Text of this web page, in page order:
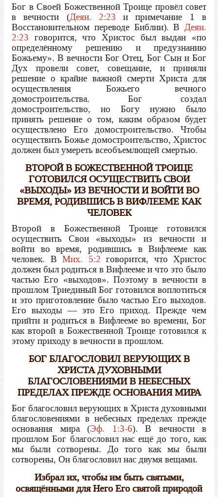
Бог в Своей Божественной Троице провёл совет
в вечности (Деян. 2:23 и примечание 1 в
Восстановительном переводе Библии). В Деян.
2:23 говорится, что Христос был выдан «по
определённому решению и предузнанию
Божьему». В вечности Бог Отец, Бог Сын и Бог
Дух провели совет, совещание, и приняли
решение о крайне важной смерти Христа для
осуществления Божьего вечного
домостроительства. Бог создал
домостроительство, но Богу нужно было
принять решение о том, каким образом будет
осуществлено Его домостроительство. Чтобы
осуществить Божье домостроительство, Христос
должен был умереть всеобъемлющей смертью.
ВТОРОЙ В БОЖЕСТВЕННОЙ ТРОИЦЕ
ГОТОВИЛСЯ ОСУЩЕСТВИТЬ СВОИ
«ВЫХОДЫ» ИЗ ВЕЧНОСТИ И ВОЙТИ ВО
ВРЕМЯ, РОДИВШИСЬ В ВИФЛЕЕМЕ КАК
ЧЕЛОВЕК
Второй в Божественной Троице готовился
осуществить Свои «выходы» из вечности и
войти во время, родившись в Вифлееме как
человек. В Мих. 5:2 говорится, что Христос
должен был родиться в Вифлееме и что это было
частью Его «выходов». Поэтому в вечности в
прошлом Триединый Бог готовился воплотиться
и это приготовление было частью Его выходов.
Его выходы — это Его приход. Прежде чем
прийти и родиться в Вифлееме во времени, Бог
как второй в Божественной Троице готовился к
этому приходу в вечности в прошлом.
БОГ БЛАГОСЛОВИЛ ВЕРУЮЩИХ В
ХРИСТА ДУХОВНЫМИ
БЛАГОСЛОВЕНИЯМИ В НЕБЕСНЫХ
ПРЕДЕЛАХ ПРЕЖДЕ ОСНОВАНИЯ МИРА
Бог благословил верующих в Христа духовными
благословениями в небесных пределах прежде
основания мира (Эф. 1:3-6). В вечности в
прошлом Бог благословил нас ещё до того, как
мы были сотворены. До того как мы были
сотворены, Он благословил нас двумя вещами.
Избрал их, чтобы им быть святыми,
освящёнными для Него Его святой природой